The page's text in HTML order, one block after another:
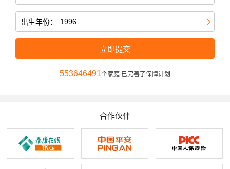
出生年份：
立即提交
553646491个家庭 已完善了保障计划
合作伙伴